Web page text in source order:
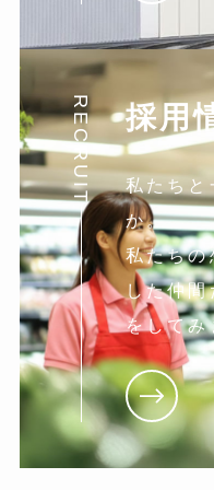
RECRUIT 採用
私たちと
か。
私たち
した仲
をしてみ